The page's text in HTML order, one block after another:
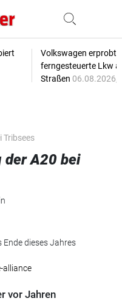
Volkswagen erprobt
ferngesteuerte Lkw
Straßen 06.08.2026,
Tribsees
der A20 bei
Ende dieses Jahres
alliance
vor Jahren